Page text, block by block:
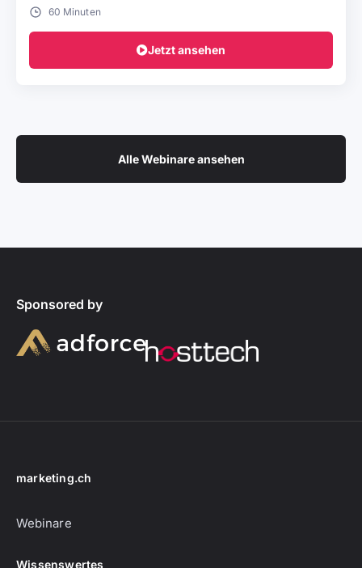
60 Minuten
Jetzt ansehen
Alle Webinare ansehen
Sponsored by
marketing.ch
Webinare
Wissenswertes